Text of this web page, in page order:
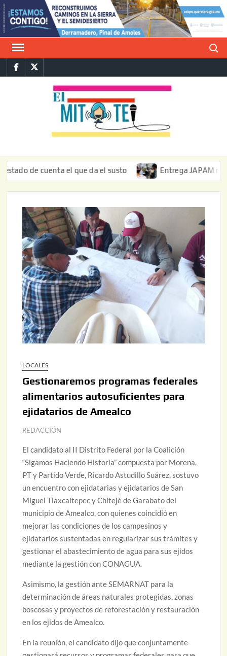
Saltar
al
contenido
FacebookTwitter
cuenta el que da el susto Entrega JAPAM
LOCALES
Gestionaremos programas federales
alimentarios autosuficientes para
ejidatarios de Amealco
REDACCIÓN
El candidato al II Distrito Federal por la Coalición
“Sigamos Haciendo Historia” compuesta por Morena,
PT y Partido Verde, Ricardo Astudillo Suárez, sostuvo
un encuentro con ejidatarias y ejidatarios de San
Miguel Tlaxcaltepec y Chitejé de Garabato del
municipio de Amealco, con quienes coincidió en
mejorar las condiciones de los campesinos y
ejidatarios sustentadas en regularizar sus trámites y
gestionar el abastecimiento de agua para sus ejidos
mediante la gestión con CONAGUA.
Asimismo, la gestión ante SEMARNAT para la
determinación de áreas naturales protegidas, zonas
boscosas y proyectos de reforestación y restauración
en los ejidos de Amealco.
En la reunión, el candidato dijo que conjuntamente